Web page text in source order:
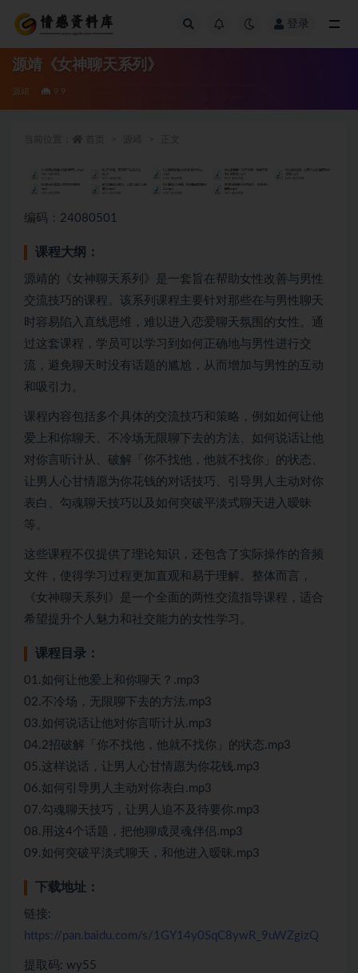
登录
源靖《女神聊天系列》
源靖 9.9
编码：24080501
课程大纲：
源靖的《女神聊天系列》是一套旨在帮助女性改善与男性
交流技巧的课程。该系列课程主要针对那些在与男性聊天
时容易陷入直线思维，难以进入恋爱聊天氛围的女性。通
过这套课程，学员可以学习到如何正确地与男性进行交
流，避免聊天时没有话题的尴尬，从而增加与男性的互动
和吸引力。
课程内容包括多个具体的交流技巧和策略，例如如何让他
爱上和你聊天、不冷场无限聊下去的方法、如何说话让他
对你言听计从、破解「你不找他，他就不找你」的状态、
让男人心甘情愿为你花钱的对话技巧、引导男人主动对你
表白、勾魂聊天技巧以及如何突破平淡式聊天进入暧昧
等。
这些课程不仅提供了理论知识，还包含了实际操作的音频
文件，使得学习过程更加直观和易于理解。整体而言，
《女神聊天系列》是一个全面的两性交流指导课程，适合
希望提升个人魅力和社交能力的女性学习。
课程目录：
01.如何让他爱上和你聊天？.mp3
02.不冷场，无限聊下去的方法.mp3
03.如何说话让他对你言听计从.mp3
04.2招破解「你不找他，他就不找你」的状态.mp3
05.这样说话，让男人心甘情愿为你花钱.mp3
06.如何引导男人主动对你表白.mp3
07.勾魂聊天技巧，让男人迫不及待要你.mp3
08.用这4个话题，把他聊成灵魂伴侣.mp3
09.如何突破平淡式聊天，和他进入暧昧.mp3
下载地址：
链接:
https://pan.baidu.com/s/1GY14y0SqC8ywR_9uWZgizQ
提取码: wy55